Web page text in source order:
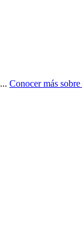
... Conocer más sobre